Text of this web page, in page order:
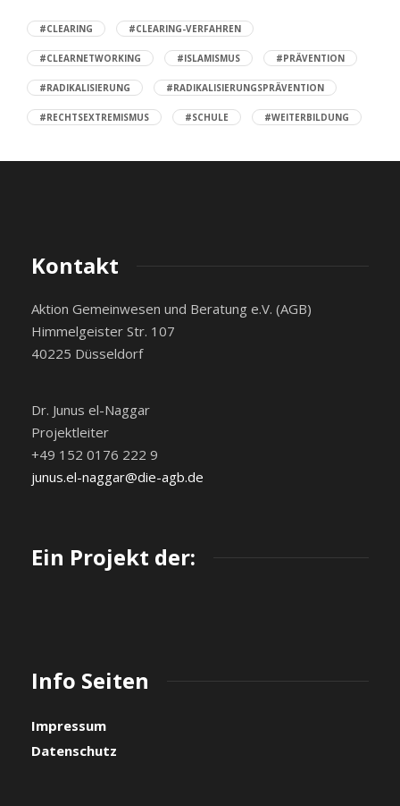
#CLEARING #CLEARING-VERFAHREN
#CLEARNETWORKING #ISLAMISMUS #PRÄVENTION
#RADIKALISIERUNG #RADIKALISIERUNGSPRÄVENTION
#RECHTSEXTREMISMUS #SCHULE #WEITERBILDUNG
Kontakt
Aktion Gemeinwesen und Beratung e.V. (AGB)
Himmelgeister Str. 107
40225 Düsseldorf
Dr. Junus el-Naggar
Projektleiter
+49 152 0176 222 9
junus.el-naggar@die-agb.de
Ein Projekt der:
Info Seiten
Impressum
Datenschutz